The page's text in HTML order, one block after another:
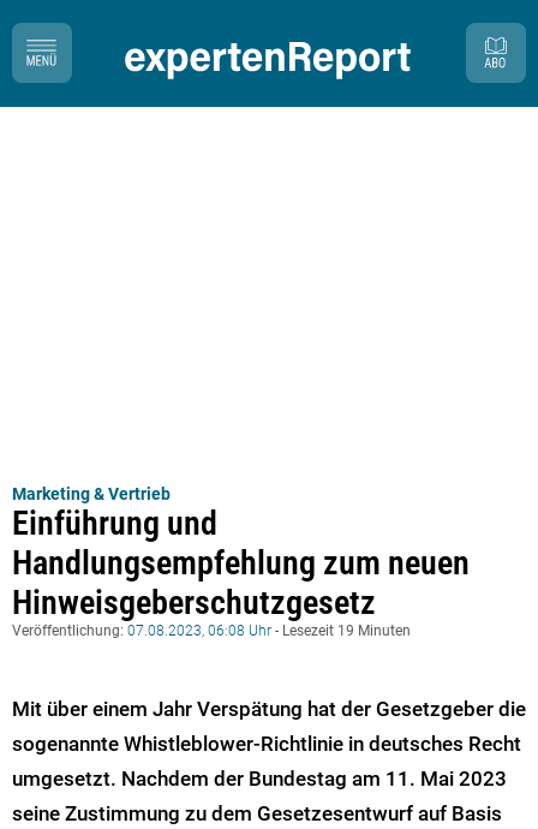
Marketing & Vertrieb
Einführung und
Handlungsempfehlung zum neuen
Hinweisgeberschutzgesetz
Veröffentlichung: 07.08.2023, 06:08 Uhr - Lesezeit 19 Minuten
Mit über einem Jahr Verspätung hat der Gesetzgeber die
sogenannte Whistleblower-Richtlinie in deutsches Recht
umgesetzt. Nachdem der Bundestag am 11. Mai 2023
seine Zustimmung zu dem Gesetzesentwurf auf Basis